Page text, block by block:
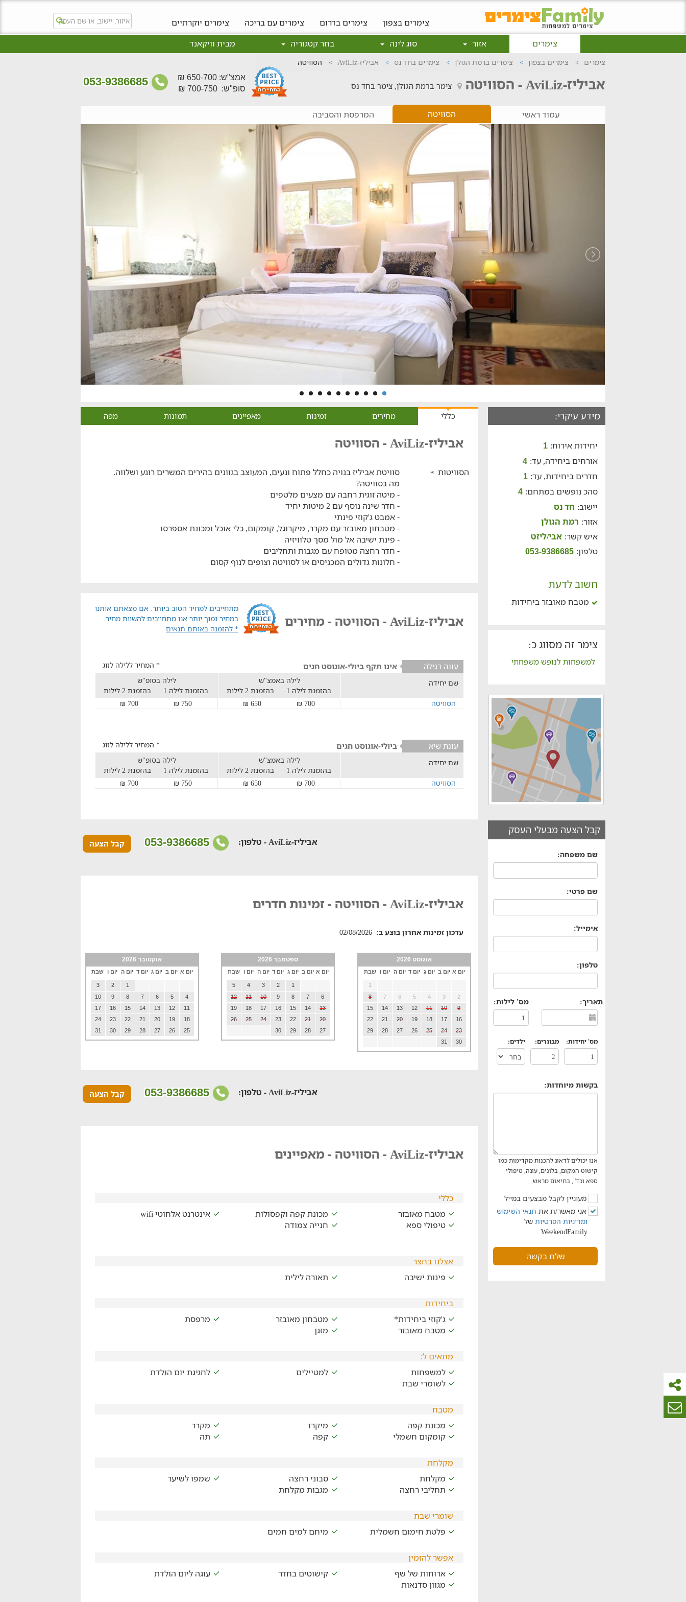
צימרים בצפון צימרים בדרום צימרים עם בריכה
צימרים יוקרתיים
צימרים
אזור סוג לינה בחר קטגוריה מבית וויקאנד
צימרים צימרים בצפון צימרים ברמת הגולן צימרים בחד נס אביליז-AviLiz הסוויטה
אביליז-AviLiz - הסוויטה צימר ברמת הגולן, צימר בחד נס
אמצ"ש: 650-700 ₪
סופ"ש: 700-750 ₪
עמוד ראשי הסוויטה המרפסת והסביבה
מידע עיקרי:
יחידות אירוח: 1
אורחים ביחידה, עד: 4
חדרים ביחידות, עד: 1
סהכ נופשים במתחם: 4
יישוב: חד נס
אזור: רמת הגולן
איש קשר: אבי/ליזט
טלפון: 053-9386685
חשוב לדעת
מטבח מאובזר ביחידות
צימר זה מסווג כ:
למשפחות לנופש משפחתי
קבל הצעה מבעלי העסק
שם משפחה:
שם פרטי:
אימייל:
טלפון:
תאריך: מס' לילות:
מס' יחידות: מבוגרים: ילדים:
בקשות מיוחדות:
אנו יכולים לדאוג להכנות מקדימות כמו
קישוט המקום, בלונים, עוגה, טיפולי
ספא וכד' , בתיאום מראש.
מעוניין לקבל מבצעים במייל
אני מאשר/ת את תנאי השימוש
ומדיניות הפרטיות של
WeekendFamily
שלח בקשה
כללי מחירים זמינות מאפיינים תמונות מפה
אביליז-AviLiz - הסוויטה
הסוויטות
סוויטת אביליז בנויה כחלל פתוח ונעים, המעוצב בגוונים בהירים המשרים רוגע ושלווה.
מה בסוויטה?
- מיטה זוגית רחבה עם מצעים מלטפים
- חדר שינה נוסף עם 2 מיטות יחיד
- אמבט ג'קוזי פינתי
- מטבחון מאובזר עם מקרר, מיקרוגל, קומקום, כלי אוכל ומכונת אספרסו
- פינת ישיבה אל מול מסך טלוויזיה
- חדר רחצה מטופח עם מגבות ותחליבים
- חלונות גדולים המכניסים או לסוויטה וצופים לנוף קסום
מתחייבים למחיר הטוב ביותר. אם מצאתם אותנו
במחיר נמוך יותר אנו מתחייבים להשוות מחיר.
* להזמנה באותם תנאים
אביליז-AviLiz - הסוויטה - מחירים
עונה רגילה אינו תקף ביולי-אוגוסט חגים
* המחיר ללילה לזוג
שם יחידה
לילה באמצ"ש
בהזמנת לילה 1
בהזמנת 2 לילות
לילה בסופ"ש
בהזמנת לילה 1
בהזמנת 2 לילות
הסוויטה
700 ₪
650 ₪
750 ₪
700 ₪
עונת שיא ביולי-אוגוסט חגים
* המחיר ללילה לזוג
שם יחידה
לילה באמצ"ש
בהזמנת לילה 1
בהזמנת 2 לילות
לילה בסופ"ש
בהזמנת לילה 1
בהזמנת 2 לילות
הסוויטה
700 ₪
650 ₪
750 ₪
700 ₪
קבל הצעה אביליז-AviLiz - טלפון:
אביליז-AviLiz - הסוויטה - זמינות חדרים
עדכון זמינות אחרון בוצע ב: 02/08/2026
אוגוסט 2026
יום א יום ב יום ג יום ד יום ה יום ו שבת
1
2
3
4
5
6
7
8
9
10
11
12
13
14
15
16
17
18
19
20
21
22
23
24
25
26
27
28
29
30
31
ספטמבר 2026
יום א יום ב יום ג יום ד יום ה יום ו שבת
1
2
3
4
5
6
7
8
9
10
11
12
13
14
15
16
17
18
19
20
21
22
23
24
25
26
27
28
29
30
אוקטובר 2026
יום א יום ב יום ג יום ד יום ה יום ו שבת
1
2
3
4
5
6
7
8
9
10
11
12
13
14
15
16
17
18
19
20
21
22
23
24
25
26
27
28
29
30
31
קבל הצעה אביליז-AviLiz - טלפון:
אביליז-AviLiz - הסוויטה - מאפיינים
כללי
מטבח מאובזר
מכונת קפה וקפסולות
אינטרנט אלחוטי wifi
טיפולי ספא
חנייה צמודה
אצלנו בחצר
פינות ישיבה
תאורה לילית
ביחידות
ג'קוזי ביחידות*
מטבחון מאובזר
מרפסת
מטבח מאובזר
מזגן
מתאים ל:
למשפחות
למטיילים
לחגיגת יום הולדת
לשומרי שבת
מטבח
מכונת קפה
מיקרו
מקרר
קומקום חשמלי
קפה תה
מקלחת
מקלחת
סבוני רחצה
שמפו לשיער
תחליבי רחצה
מגבות מקלחת
שומרי שבת
פלטת חימום חשמלית
מיחם למים חמים
אפשר להזמין
ארוחות של שף
קישוטים בחדר
עוגה ליום הולדת
מגוון סדנאות